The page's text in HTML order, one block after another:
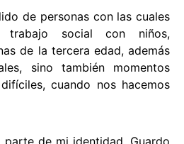
de personas con las cuales
social con niños,
de la tercera edad, además
sino también momentos
cuando nos hacemos